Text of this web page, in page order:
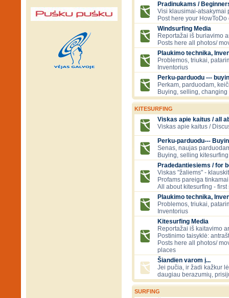
Pradinukams /
Visi klausimai-atsakymai
Post here your
Windsurfing Media
Reportažai iš buriavimo
Posts here all photos/
Plaukimo technika,
Problemos, triukai,
Inventorius
Perku-parduodu ---
Perkam, parduodam,
Buying, selling,
KITESURFING
Viskas apie kaitus / all
Viskas apie kaitus /
Perku-parduodu---
Senas, naujas
Buying, selling
Pradedantiesiems / for
Viskas "žaliems" -
Profams pareiga
All about kitesurfing - first
Plaukimo technika,
Problemos, triukai,
Inventorius
Kitesurfing Media
Reportažai iš kaitavimo
Postinimo taisyklė:
Posts here all photos/
places
Šiandien varom į...
Jei pučia, ir žadi kažkur
daugiau berazumių,
SURFING